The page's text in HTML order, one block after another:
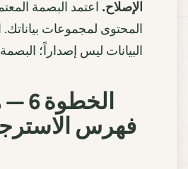
الإصلاح. اعتمد البصمة
المحتوى لمجموعات
البيانات ليس إصداراً؛
فهرس